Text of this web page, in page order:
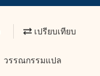
เปรียบเทียบ
วรรณกรรมแปล